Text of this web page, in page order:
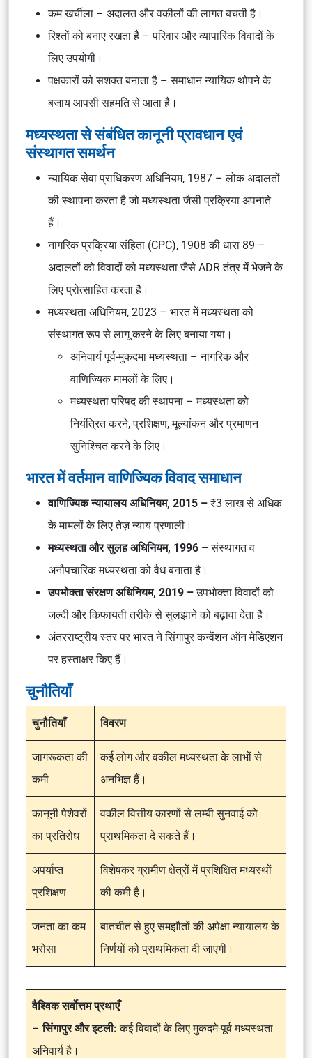
कम खर्चीला – अदालत और वकीलों की लागत बचती है।
रिश्तों को बनाए रखता है – परिवार और व्यापारिक विवादों के
लिए उपयोगी।
पक्षकारों को सशक्त बनाता है – समाधान न्यायिक थोपने के
बजाय आपसी सहमति से आता है।
मध्यस्थता से संबंधित कानूनी प्रावधान एवं
संस्थागत समर्थन
न्यायिक सेवा प्राधिकरण अधिनियम, 1987 – लोक अदालतों
की स्थापना करता है जो मध्यस्थता जैसी प्रक्रिया अपनाते
हैं।
नागरिक प्रक्रिया संहिता (CPC), 1908 की धारा 89 –
अदालतों को विवादों को मध्यस्थता जैसे ADR तंत्र में भेजने के
लिए प्रोत्साहित करता है।
मध्यस्थता अधिनियम, 2023 – भारत में मध्यस्थता को
संस्थागत रूप से लागू करने के लिए बनाया गया।
अनिवार्य पूर्व-मुकदमा मध्यस्थता – नागरिक और
वाणिज्यिक मामलों के लिए।
मध्यस्थता परिषद की स्थापना – मध्यस्थता को
नियंत्रित करने, प्रशिक्षण, मूल्यांकन और प्रमाणन
सुनिश्चित करने के लिए।
भारत में वर्तमान वाणिज्यिक विवाद समाधान
वाणिज्यिक न्यायालय अधिनियम, 2015 – ₹3 लाख से अधिक
के मामलों के लिए तेज़ न्याय प्रणाली।
मध्यस्थता और सुलह अधिनियम, 1996 –संस्थागत व
अनौपचारिक मध्यस्थता को वैध बनाता है।
उपभोक्ता संरक्षण अधिनियम, 2019 –उपभोक्ता विवादों को
जल्दी और किफायती तरीके से सुलझाने को बढ़ावा देता है।
अंतरराष्ट्रीय स्तर पर भारत ने सिंगापुर कन्वेंशन ऑन मेडिएशन
पर हस्ताक्षर किए हैं।
चुनौतियाँ
चुनौतियाँ विवरण
जागरूकता की
कमी
कई लोग और वकील मध्यस्थता के लाभों से
अनभिज्ञ हैं।
कानूनी पेशेवरों
का प्रतिरोध
वकील वित्तीय कारणों से लम्बी सुनवाई को
प्राथमिकता दे सकते हैं।
अपर्याप्त
प्रशिक्षण
विशेषकर ग्रामीण क्षेत्रों में प्रशिक्षित मध्यस्थों
की कमी है।
जनता का कम
भरोसा
बातचीत से हुए समझौतों की अपेक्षा न्यायालय के
निर्णयों को प्राथमिकता दी जाएगी।
वैश्विक सर्वोत्तम प्रथाएँ
–सिंगापुर और इटली:कई विवादों के लिए मुकदमे-पूर्व मध्यस्थता
अनिवार्य है।